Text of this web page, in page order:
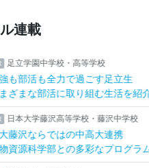
連載
足立学園中学校・高等学校
も部活も全力で過ごす足立生
ざまな部活に取り組む生活を紹
日本大学藤沢高等学校・藤沢中学校
藤沢ならではの中高大連携
資源科学部との多彩なプログラ